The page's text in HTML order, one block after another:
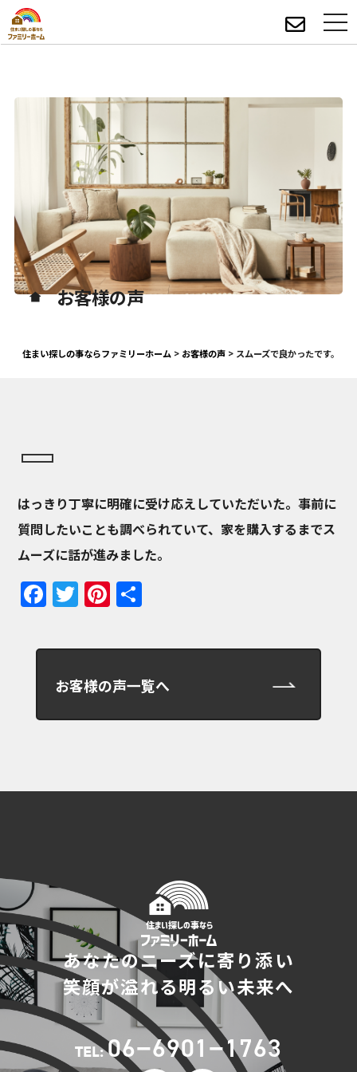
お客様の声
住まい探しの事ならファミリーホーム > お客様の声> スムーズで良かったです。
はっきり丁寧に明確に受け応えしていただいた。事前に
質問したいことも調べられていて、家を購入するまでス
ムーズに話が進みました。
Facebook
Twitter
Pinterest
お客様の声一覧へ
あなたのニーズに寄り添い
笑顔が溢れる明るい未来へ
TEL:06−6901−1763